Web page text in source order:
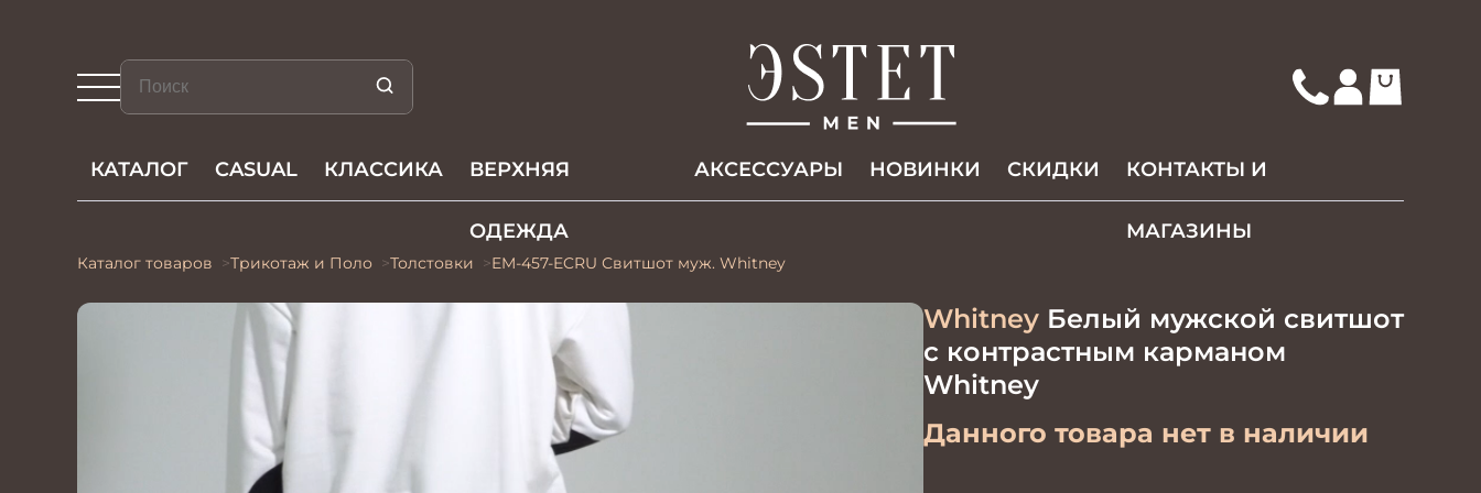
КАТАЛОГ CASUAL КЛАССИКА ВЕРХНЯЯ
ОДЕЖДА
АКCЕССУАРЫ НОВИНКИ СКИДКИ КОНТАКТЫ И
МАГАЗИНЫ
Каталог товаров Трикотаж и Поло Толстовки EM-457-ECRU Свитшот муж. Whitney
WhitneyБелый мужской свитшот
с контрастным карманом
Whitney
Данного товара нет в наличии